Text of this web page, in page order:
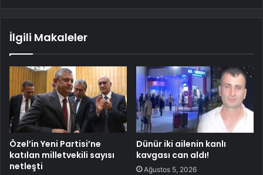
İlgili Makaleler
Özel’in Yeni Partisi’ne
katılan milletvekili sayısı
netleşti
Dünür iki ailenin kanlı
kavgası can aldı!
Ağustos 5, 2026